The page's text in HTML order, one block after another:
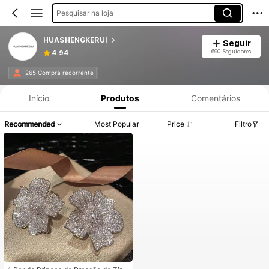
Pesquisar na loja
HUASHENGKERUI
4.94
Seguir
690 Seguidores
265 Compra recorrente
Início Produtos Comentários
Recommended Most Popular Price Filtro